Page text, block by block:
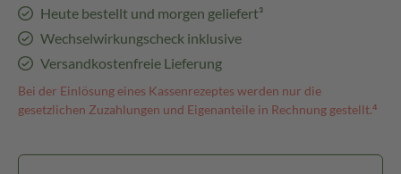
Heute bestellt und morgen geliefert³
Wechselwirkungscheck inklusive
Versandkostenfreie Lieferung
Bei der Einlösung eines Kassenrezeptes werden nur die
gesetzlichen Zuzahlungen und Eigenanteile in Rechnung gestellt.⁴